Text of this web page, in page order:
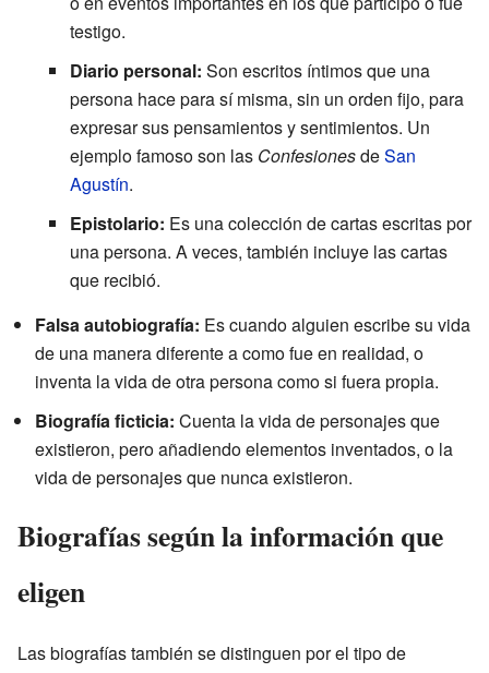
testigo.
Diario personal: Son escritos íntimos que una
persona hace para sí misma, sin un orden fijo, para
expresar sus pensamientos y sentimientos. Un
ejemplo famoso son las ConfesionesdeSan
Agustín.
Epistolario: Es una colección de cartas escritas por
una persona. A veces, también incluye las cartas
que recibió.
Falsa autobiografía: Es cuando alguien escribe su vida
de una manera diferente a como fue en realidad, o
inventa la vida de otra persona como si fuera propia.
Biografía ficticia: Cuenta la vida de personajes que
existieron, pero añadiendo elementos inventados, o la
vida de personajes que nunca existieron.
Biografías según la información que
eligen
Las biografías también se distinguen por el tipo de